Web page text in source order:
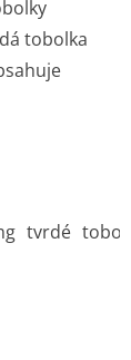
tobolka
tvrdé